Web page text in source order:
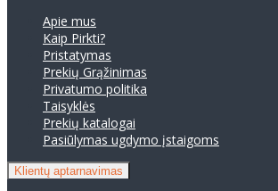
Apie mus
Kaip Pirkti?
Pristatymas
Prekių Grąžinimas
Privatumo politika
Taisyklės
Prekių katalogai
Pasiūlymas ugdymo įstaigoms
Klientų aptarnavimas